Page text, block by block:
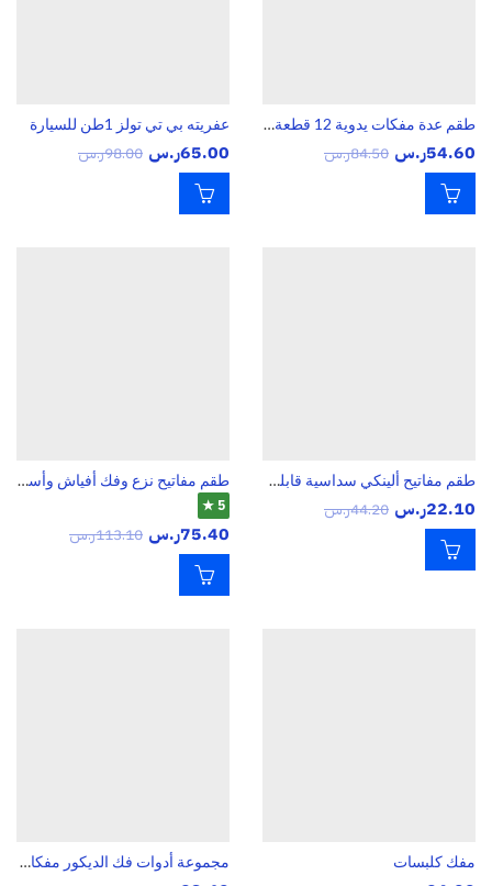
طقم عدة مفكات يدوية 12 قطعة mm6-22
54.60ر.س 84.50ر.س
عفريته بي تي تولز 1طن للسيارة
65.00ر.س 98.00ر.س
طقم مفاتيح ألينكي سداسية قابلة للطي، 8 قطع مترية
22.10ر.س 44.20ر.س
طقم مفاتيح نزع وفك أفياش وأسلاك السيارات 26 قطعة (Pin Removal Tool Set)
5 ★
75.40ر.س 113.10ر.س
مفك كلبسات مجموعة أدوات فك الديكور مفكات كلبسات